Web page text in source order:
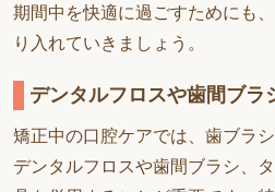
期間中を快適に過ごすためにも
り入れていきましょう。
デンタルフロスや歯間ブラ
矯正中の口腔ケアでは、歯ブラ
デンタルフロスや歯間ブラシ、